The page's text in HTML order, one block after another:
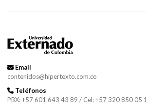
Email
contenidos@hipertexto.com.co
Teléfonos
PBX: +57 601 643 43 89 / Cel: +57 320 850 05